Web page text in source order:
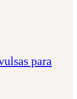
para